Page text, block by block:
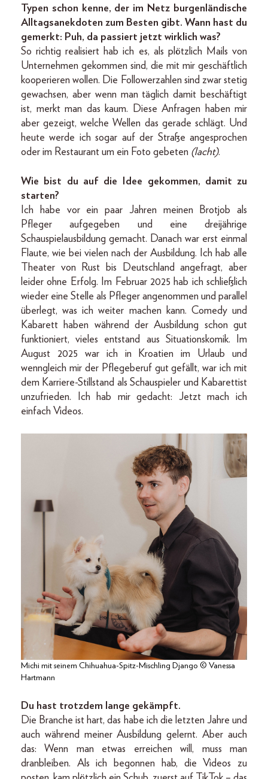
Typen schon kenne, der im Netz burgenländische
Alltags­anekdoten zum Besten gibt. Wann hast du
gemerkt: Puh, da passiert jetzt wirklich was?
So richtig realisiert hab ich es, als plötzlich Mails von
Unternehmen gekommen sind, die mit mir geschäftlich
kooperieren wollen. Die Followerzahlen sind zwar stetig
gewachsen, aber wenn man täglich damit beschäftigt
ist, merkt man das kaum. Diese Anfragen haben mir
aber gezeigt, welche Wellen das gerade schlägt. Und
heute werde ich sogar auf der Straße angesprochen
oder im Restaurant um ein Foto gebeten (lacht).
Wie bist du auf die Idee gekommen, damit zu
starten?
Ich habe vor ein paar Jahren meinen Brotjob als
Pfleger aufgegeben und eine dreijährige
Schauspielausbildung gemacht. Danach war erst einmal
Flaute, wie bei vielen nach der Ausbildung. Ich hab alle
Theater von Rust bis Deutschland angefragt, aber
leider ohne Erfolg. Im Februar 2025 hab ich schließlich
wieder eine Stelle als Pfleger angenommen und parallel
überlegt, was ich weiter machen kann. Comedy und
Kabarett haben während der Ausbildung schon gut
funktioniert, vieles entstand aus Situationskomik. Im
August 2025 war ich in Kroatien im Urlaub und
wenngleich mir der Pflegeberuf gut gefällt, war ich mit
dem Karriere-­Stillstand als Schauspieler und Kabarettist
unzufrieden. Ich hab mir gedacht: Jetzt mach ich
einfach Videos.
Michi mit seinem Chihuahua-Spitz-Mischling Django © Vanessa
Hartmann
Du hast trotzdem lange gekämpft.
Die Branche ist hart, das habe ich die letzten Jahre und
auch während meiner Ausbildung gelernt. Aber auch
das: Wenn man etwas erreichen will, muss man
dranbleiben. Als ich begonnen hab, die Videos zu